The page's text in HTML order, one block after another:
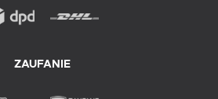
ZAUFANIE